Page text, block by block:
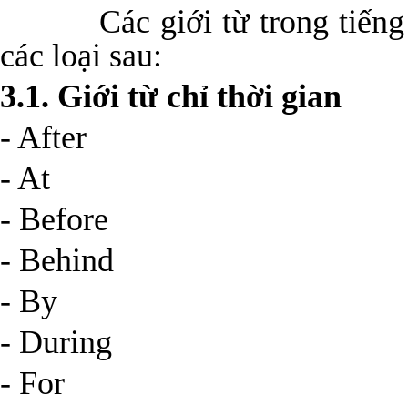
Các giới từ trong tiếng
các loại sau:
3.1. Giới từ chỉ thời gian
- After
- At
- Before
- Behind
- By
- During
- For